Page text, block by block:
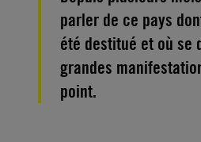
parler de ce pays
été destitué et où se
grandes
point.